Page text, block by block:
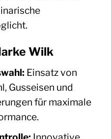
Wilk
Einsatz von
Gusseisen und
für maximale